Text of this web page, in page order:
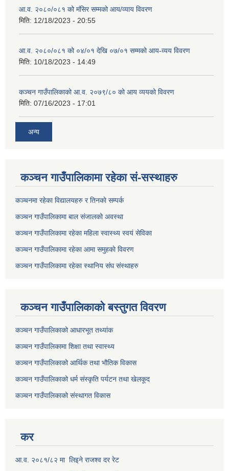
आ.व. २०८०/०८१ को मंसिर सम्मको आय/व्याय विवरण
मिति: 12/18/2023 - 20:55
आ.व. २०८०/०८१ को ०४/०१ देखि ०७/०१ सम्मको आय-व्यय विवरण
मिति: 10/18/2023 - 14:49
कञ्‍चन गाउँपालिकाको आ.व. २०७९/८० को आय व्ययको विवरण
मिति: 07/16/2023 - 17:01
अन्य
कञ्चन गाउँपालिकामा रहेका सं-सस्थाहरु
कञ्चनमा रहेका विद्यालयहरु र तिनकाे सम्पर्क
कञ्चन गाउँपालिकामा बाल संजालको अवस्था
कञ्चन गाउँपालिकामा रहेका महिला स्वास्थ्य स्वयं सेविका
कञ्चन गाउँपालिकामा रहेका आमा समुहकाे विवरण
कञ्चन गाउँपालिकामा रहेका स्थानिय संघ संस्थाहरु
कञ्चन गाउँपालिकाकाे बस्तुगत विवरण
कञ्चन गाउँपालिकाको आधारभूत तथ्यांक
कञ्चन गाउँपालिकामा शिक्षा तथा स्वास्थ्य
कञ्चन गाउँपालिकाको आर्थिक तथा भौतिक विकास
कञ्चन गाउँपालिकाको धर्म संस्कृति पर्यटन तथा खेलकूद
कञ्चन गाउँपालिकाको संस्थागत विकास
कर
आ.व. २०८१/८२ मा लिइने राजश्व दर रेट